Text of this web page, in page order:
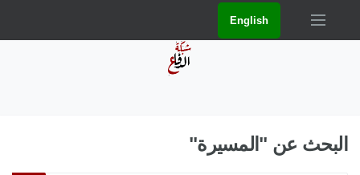
English
البحث عن "المسيرة"